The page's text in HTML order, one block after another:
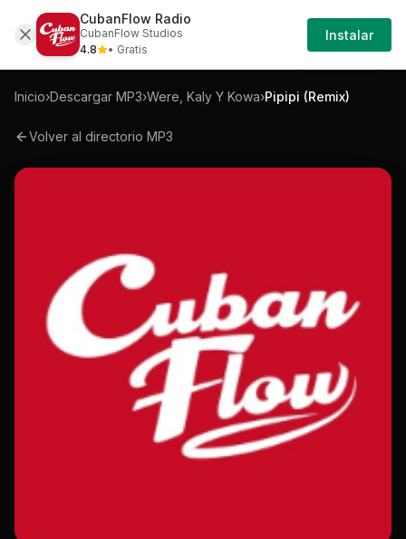
Mp3 Were-kaly-y-kowa-pipipi-remix-mp3
Iniciar
Sesión
Inicio›Descargar MP3›Were, Kaly Y Kowa›Pipipi (Remix)
Volver al directorio MP3
CubanFlow Radio
CubanFlow Studios
4.8
• Gratis
Instalar